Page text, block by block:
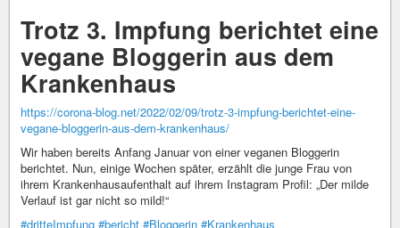
Trotz 3. Impfung berichtet eine
vegane Bloggerin aus dem
Krankenhaus
https://corona-blog.net/2022/02/09/trotz-3-impfung-berichtet-eine-
vegane-bloggerin-aus-dem-krankenhaus/
Wir haben bereits Anfang Januar von einer veganen Bloggerin
berichtet. Nun, einige Wochen später, erzählt die junge Frau von
ihrem Krankenhausaufenthalt auf ihrem Instagram Profil: „Der milde
Verlauf ist gar nicht so mild!“
#dritteImpfung #bericht #Bloggerin #Krankenhaus